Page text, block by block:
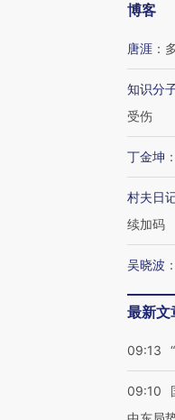
博客
唐涯 ：
知识分
受伤
丁金坤 ：
村夫日
续加码
吴晓波 ：
最新文
09:13
09:10